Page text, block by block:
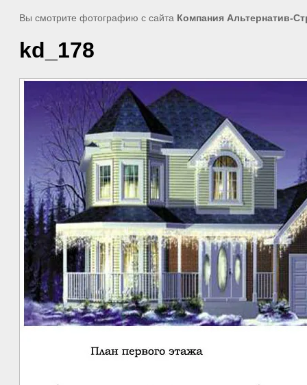
Вы смотрите фотографию с сайта Компания Альтернатив-
kd_178